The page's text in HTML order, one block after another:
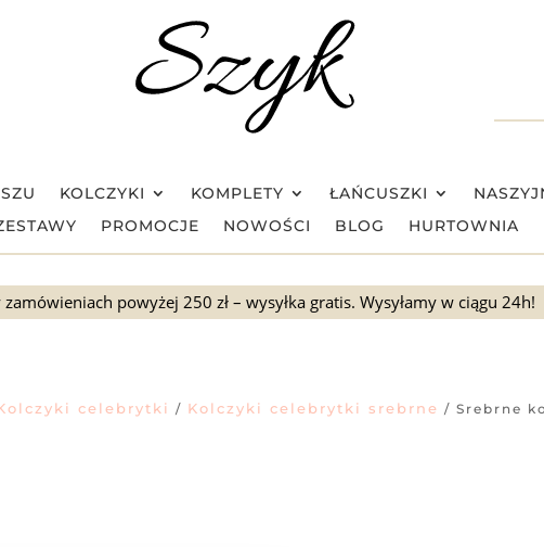
KOLCZYKI KOMPLETY ŁAŃCUSZKI
PROMOCJE NOWOŚCI BLOG HURTOWNIA
zamówieniach powyżej 250 zł – wysyłka gratis. Wysyłamy w ciągu 24h!
celebrytki / Kolczyki celebrytki srebrne / Srebrne